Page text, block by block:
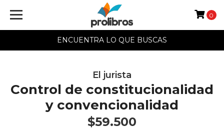
ENCUENTRA LO QUE BUSCAS
0
El jurista
Control de constitucionalidad
y convencionalidad
$59.500